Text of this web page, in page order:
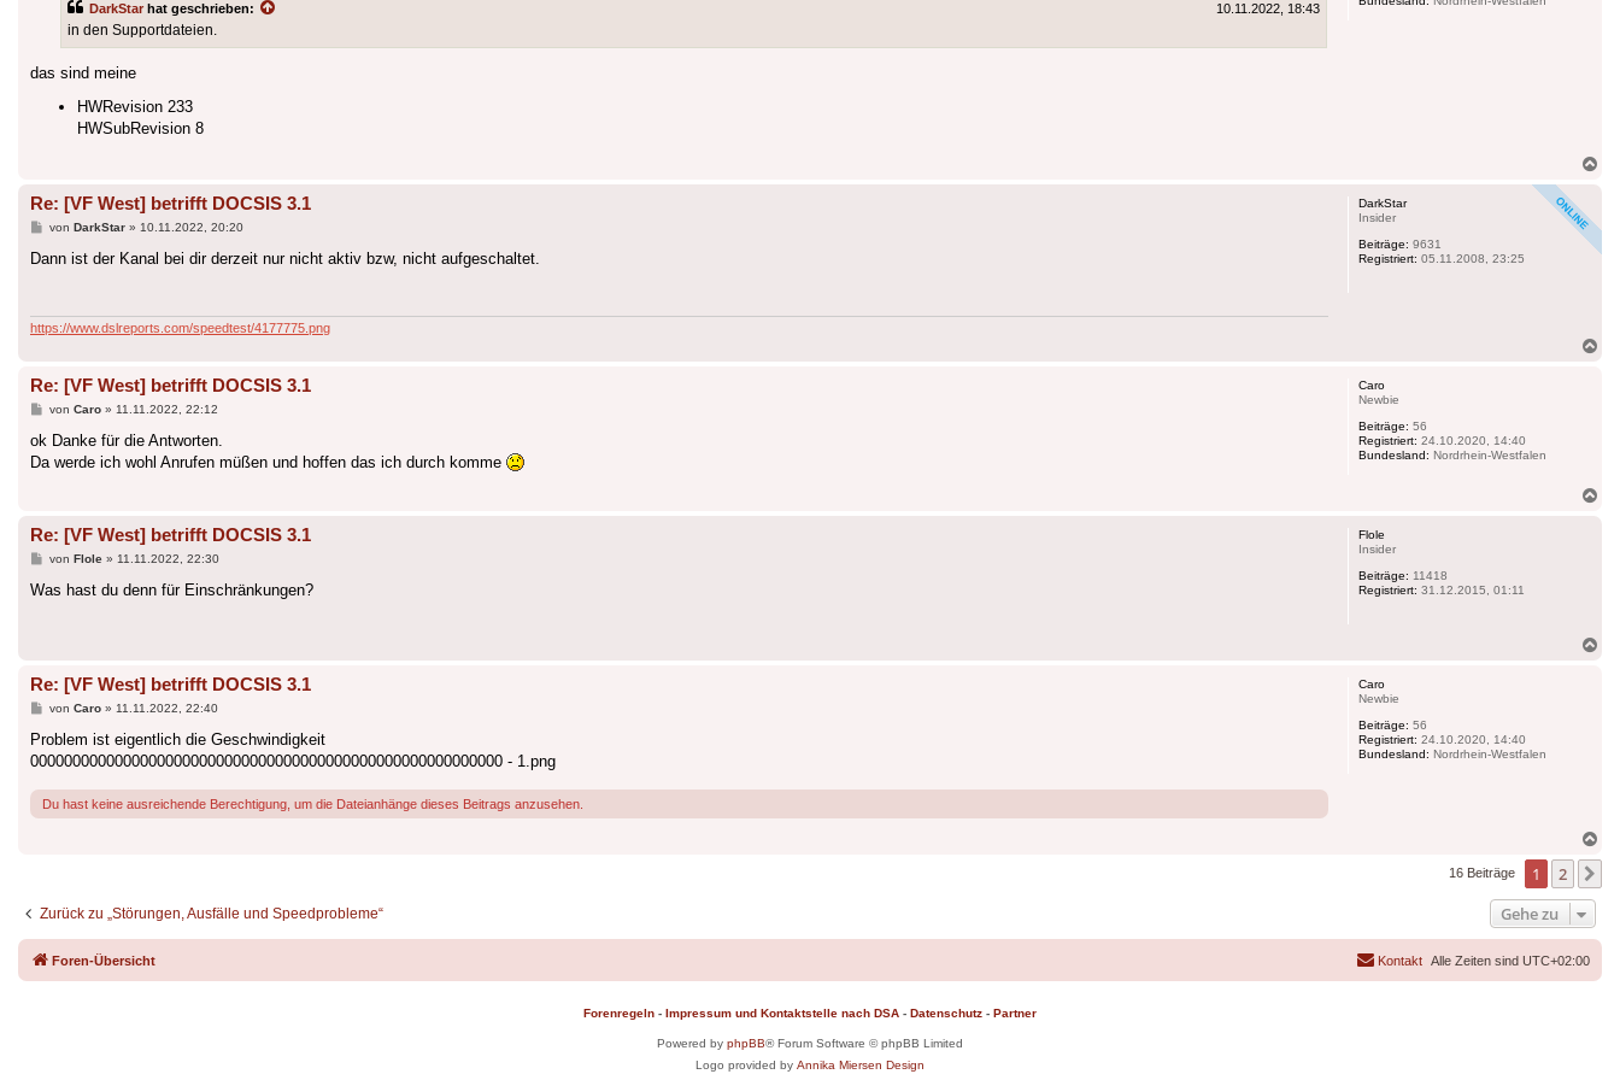
DarkStar hat geschrieben: 10.11.2022, 18:43
in den Supportdateien.
das sind meine
HWRevision 233
HWSubRevision 8
DarkStar
Insider
Beiträge: 9631
Registriert: 05.11.2008, 23:25
Re: [VF West] betrifft DOCSIS 3.1
Beitrag
von DarkStar» 10.11.2022, 20:20
Dann ist der Kanal bei dir derzeit nur nicht aktiv bzw, nicht aufgeschaltet.
https://www.dslreports.com/speedtest/4177775.png
Caro
Newbie
Beiträge: 56
Registriert: 24.10.2020, 14:40
Bundesland: Nordrhein-Westfalen
Re: [VF West] betrifft DOCSIS 3.1
Beitrag
von Caro» 11.11.2022, 22:12
ok Danke für die Antworten.
Da werde ich wohl Anrufen müßen und hoffen das ich durch komme
Flole
Insider
Beiträge: 11418
Registriert: 31.12.2015, 01:11
Re: [VF West] betrifft DOCSIS 3.1
Beitrag
von Flole» 11.11.2022, 22:30
Was hast du denn für Einschränkungen?
Caro
Newbie
Beiträge: 56
Registriert: 24.10.2020, 14:40
Bundesland: Nordrhein-Westfalen
Re: [VF West] betrifft DOCSIS 3.1
Beitrag
von Caro» 11.11.2022, 22:40
Problem ist eigentlich die Geschwindigkeit
00000000000000000000000000000000000000000000000000000000 - 1.png
Du hast keine ausreichende Berechtigung, um die Dateianhänge dieses Beitrags anzusehen.
16 Beiträge 1 2
Zurück zu „Störungen, Ausfälle und Speedprobleme“ Gehe zu
Foren-Übersicht Alle Zeiten sind UTC+02:00
Kontakt
Forenregeln - Impressum und Kontaktstelle nach DSA - Datenschutz - Partner
Powered by phpBB® Forum Software © phpBB Limited
Logo provided by Annika Miersen Design